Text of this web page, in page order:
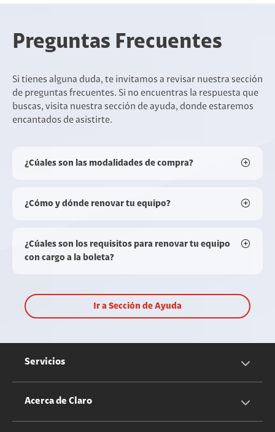
Preguntas Frecuentes
Si tienes alguna duda, te invitamos a revisar nuestra sección
de preguntas frecuentes. Si no encuentras la respuesta que
buscas, visita nuestra sección de ayuda, donde estaremos
encantados de asistirte.
¿Cúales son las modalidades de compra?
¿Cómo y dónde renovar tu equipo?
¿Cúales son los requisitos para renovar tu equipo
con cargo a la boleta?
Ir a Sección de Ayuda
Servicios
Servicios Móviles
Acerca de Claro